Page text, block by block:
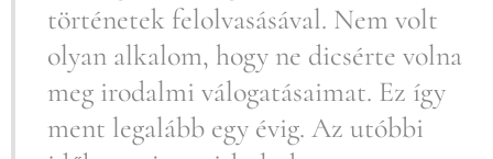
történetek felolvasásával. Nem volt
olyan alkalom, hogy ne dicsérte volna
meg irodalmi válogatásaimat. Ez így
ment legalább egy évig. Az utóbbi